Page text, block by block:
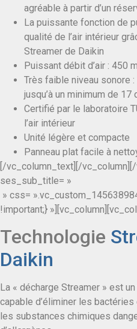
agréable à partir d’un
La puissante fonction de
qualité de l’air intérieur
Streamer de Daikin
Puissant débit d’air : 450
Très faible niveau sonore
jusqu’à un minimum de 17
Certifié par le laboratoire
l’air intérieur
Unité légère et compacte
Panneau plat facile à
[/vc_column_text][/
ses_sub_title= »
» css=
!important;}
Technologie
Daikin
La « décharge Streamer » est
capable d’éliminer les
les substances chimiques